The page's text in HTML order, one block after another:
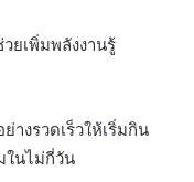
ยเพิ่มพลังงานรู้
งรวดเร็วให้เริ่มกิน
ในไม่กี่วัน